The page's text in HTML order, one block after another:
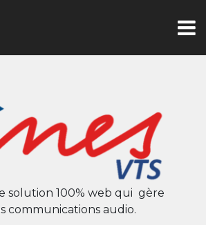
solution 100% web qui gère
communications audio.